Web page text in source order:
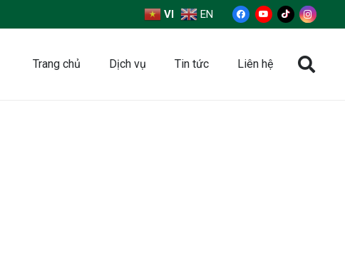
VI EN
Trang chủ Dịch vụ Tin tức Liên hệ